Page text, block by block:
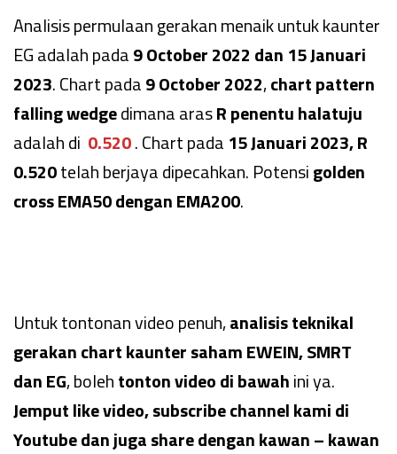
Analisis permulaan gerakan menaik untuk kaunter
EG adalah pada9 October 2022 dan 15 Januari
2023. Chart pada9 October 2022,chart pattern
falling wedgedimana arasR penentu halatuju
adalah di 0.520. Chart pada 15 Januari 2023, R
0.520telah berjaya dipecahkan. Potensigolden
cross EMA50 dengan EMA200.
Untuk tontonan video penuh,analisis teknikal
gerakan chart kaunter saham EWEIN, SMRT
dan EG, bolehtonton video di bawahini ya.
Jemput like video, subscribe channel kami di
Youtube dan juga share dengan kawan – kawan